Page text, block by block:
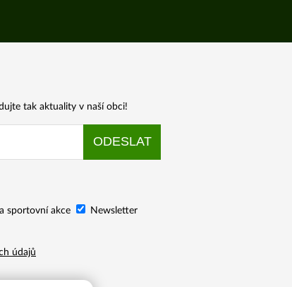
tak aktuality v naší obci!
sportovní akce
Newsletter
údajů